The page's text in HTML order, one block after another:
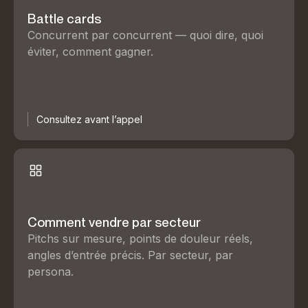
Battle cards
Concurrent par concurrent — quoi dire, quoi
éviter, comment gagner.
Consultez avant l’appel
Comment vendre par secteur
Pitchs sur mesure, points de douleur réels,
angles d’entrée précis. Par secteur, par
persona.